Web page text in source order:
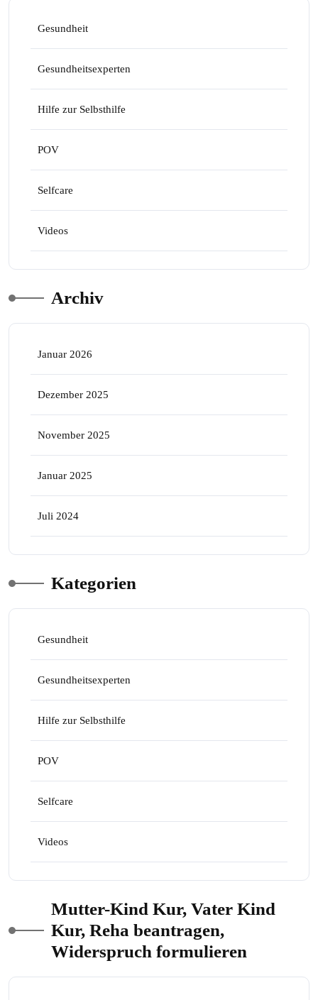
Gesundheit
Gesundheitsexperten
Hilfe zur Selbsthilfe
POV
Selfcare
Videos
Archiv
Januar 2026
Dezember 2025
November 2025
Januar 2025
Juli 2024
Kategorien
Gesundheit
Gesundheitsexperten
Hilfe zur Selbsthilfe
POV
Selfcare
Videos
Mutter-Kind Kur, Vater Kind
Kur, Reha beantragen,
Widerspruch formulieren